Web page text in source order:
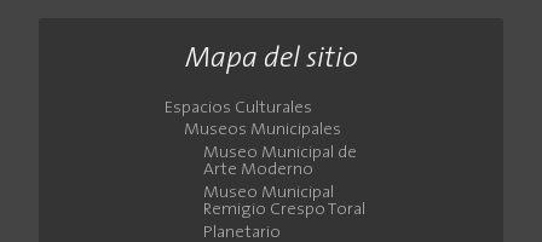
Mapa del sitio
Espacios Culturales
Museos Municipales
Museo Municipal de
Arte Moderno
Museo Municipal
Remigio Crespo Toral
Planetario